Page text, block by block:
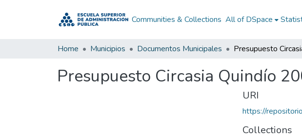
Communities & Collections All of DSpace
Home Municipios Documentos Municipales
Presupuesto Circasia Quindío
URI
https://
Collections